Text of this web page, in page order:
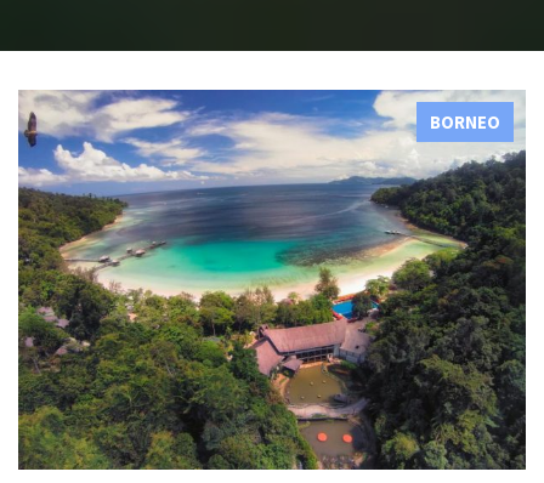
BORNEO